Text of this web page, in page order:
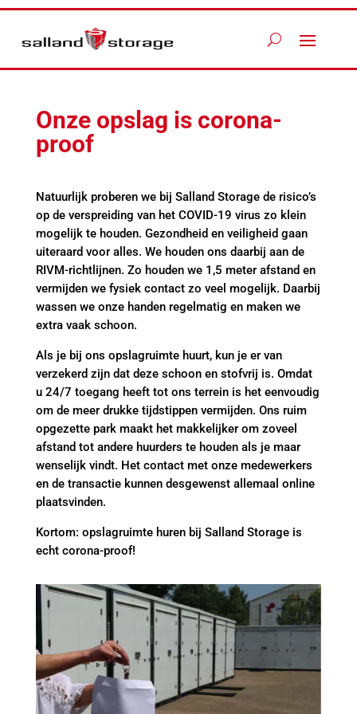
Onze opslag is corona-
proof
Natuurlijk proberen we bij Salland Storage de risico’s
op de verspreiding van het COVID-19 virus zo klein
mogelijk te houden. Gezondheid en veiligheid gaan
uiteraard voor alles. We houden ons daarbij aan de
RIVM-richtlijnen. Zo houden we 1,5 meter afstand en
vermijden we fysiek contact zo veel mogelijk. Daarbij
wassen we onze handen regelmatig en maken we
extra vaak schoon.
Als je bij ons opslagruimte huurt, kun je er van
verzekerd zijn dat deze schoon en stofvrij is. Omdat
u 24/7 toegang heeft tot ons terrein is het eenvoudig
om de meer drukke tijdstippen vermijden. Ons ruim
opgezette park maakt het makkelijker om zoveel
afstand tot andere huurders te houden als je maar
wenselijk vindt. Het contact met onze medewerkers
en de transactie kunnen desgewenst allemaal online
plaatsvinden.
Kortom: opslagruimte huren bij Salland Storage is
echt corona-proof!